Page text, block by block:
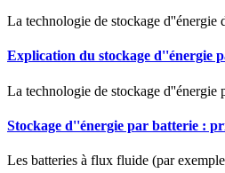
La technologie de stockage d''énergie
Explication du stockage d''énergie
La technologie de stockage d''énergie
Stockage d''énergie par batterie :
Les batteries à flux fluide (par